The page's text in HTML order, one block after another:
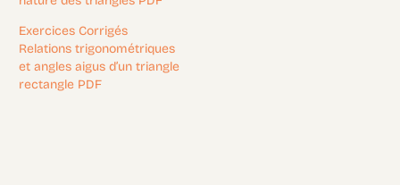
Exercices Corrigés
Relations trigonométriques
et angles aigus d’un triangle
rectangle PDF